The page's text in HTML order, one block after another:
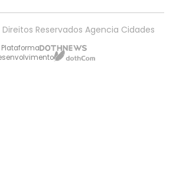
Reservados Agencia Cidades
Plataforma